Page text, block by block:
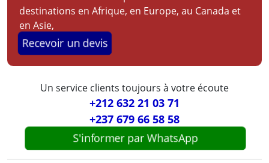
destinations en Afrique, en Europe, au Canada et
en Asie,
Recevoir un devis
Un service clients toujours à votre écoute
+212 632 21 03 71
+237 679 66 58 58
S'informer par WhatsApp